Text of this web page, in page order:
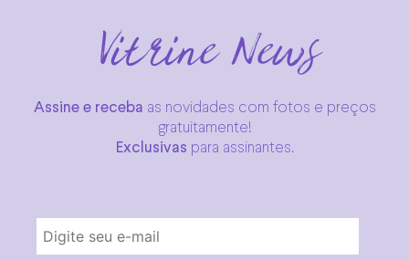
Vitrine News
Assine e receba as novidades com fotos e preços
gratuitamente!
Exclusivas para assinantes.